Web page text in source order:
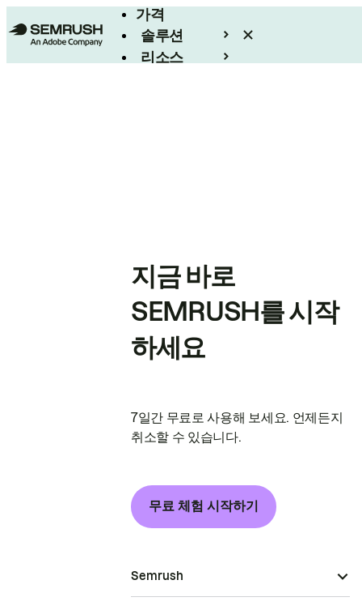
가격
솔루션
리소스
지금 바로
SEMRUSH를 시작
하세요
7일간 무료로 사용해 보세요. 언제든지
취소할 수 있습니다.
무료 체험 시작하기
Semrush